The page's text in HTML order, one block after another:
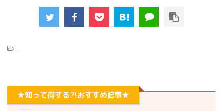
-
★知って得する?!おすすめ記事★